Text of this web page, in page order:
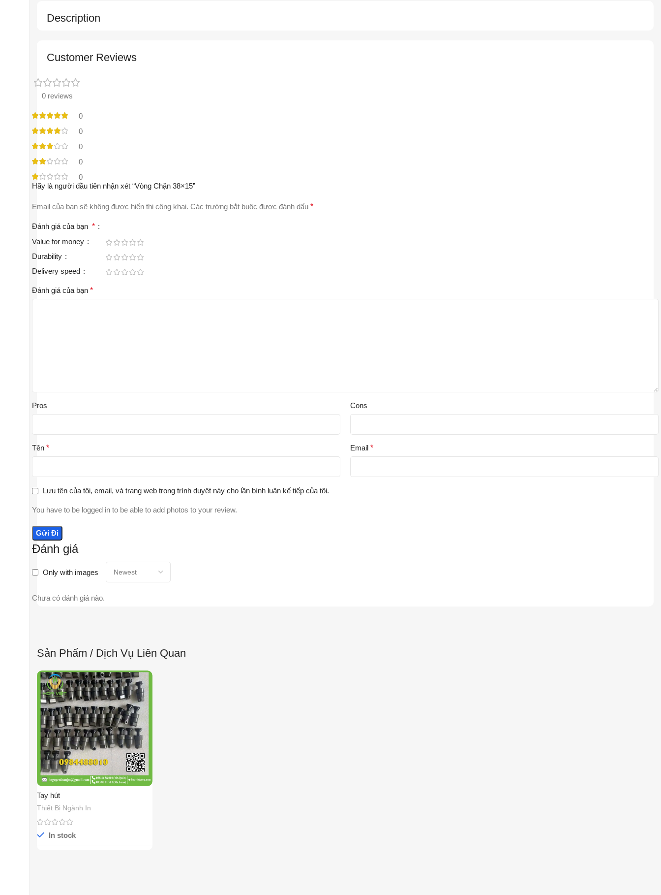
Description
Customer Reviews
0 reviews
0
0
0
0
0
Đánh giá
Only with images
Chưa có đánh giá nào.
Hãy là người đầu tiên nhận xét “Vòng Chặn 38×15”
Email của bạn sẽ không được hiển thị công khai. Các trường bắt buộc được đánh dấu *
Đánh giá của bạn *
Value for money
Durability
Delivery speed
Đánh giá của bạn *
Pros Cons
Tên * Email *
Lưu tên của tôi, email, và trang web trong trình duyệt này cho lần bình luận kế tiếp của tôi.
You have to be logged in to be able to add photos to your review.
Sản Phẩm / Dịch Vụ Liên Quan
Tay hút
Thiết Bị Ngành In
In stock